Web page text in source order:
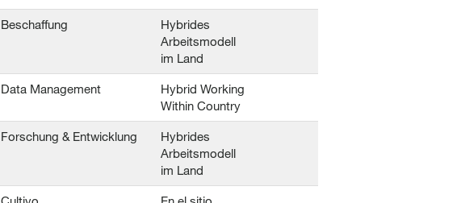
Beschaffung
Hybrides
Arbeitsmodell
im Land
Data Management
Hybrid Working
Within Country
Forschung & Entwicklung
Hybrides
Arbeitsmodell
im Land